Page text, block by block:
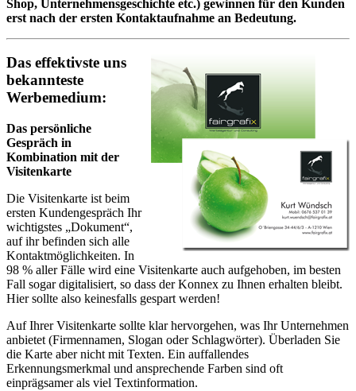
Shop, Unternehmensgeschichte etc.) gewinnen für den Kunden
erst nach der ersten Kontaktaufnahme an Bedeutung.
Das effektivste uns
bekannteste
Werbemedium:
Das persönliche
Gespräch in
Kombination mit der
Visitenkarte
Die Visitenkarte ist beim
ersten Kundengespräch Ihr
wichtigstes „Dokument“,
auf ihr befinden sich alle
Kontaktmöglichkeiten. In
98 % aller Fälle wird eine Visitenkarte auch aufgehoben, im besten
Fall sogar digitalisiert, so dass der Konnex zu Ihnen erhalten bleibt.
Hier sollte also keinesfalls gespart werden!
Auf Ihrer Visitenkarte sollte klar hervorgehen, was Ihr Unternehmen
anbietet (Firmennamen, Slogan oder Schlagwörter). Überladen Sie
die Karte aber nicht mit Texten. Ein auffallendes
Erkennungsmerkmal und ansprechende Farben sind oft
einprägsamer als viel Textinformation.